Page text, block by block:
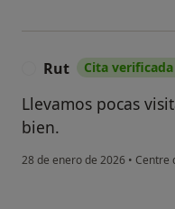
Rut Cita verificada
Llevamos pocas
bien.
28 de enero de 2026 • Centre
No, y no